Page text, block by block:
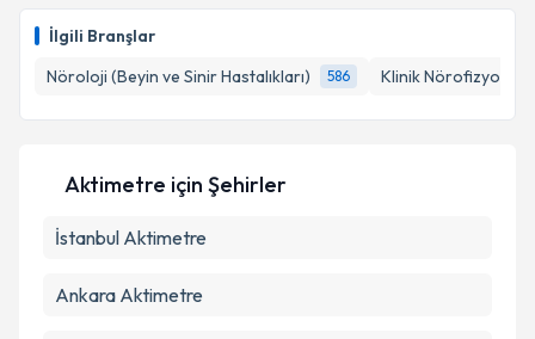
İlgili Branşlar
Nöroloji (Beyin ve Sinir Hastalıkları)
586 Klinik Nörofizyoloji
E-posta Adresiniz
Metni'ni okudum ve kişisel verilerimin belirtilen
kapsamda işlenmesini kabul ediyorum.
Aktimetre için Şehirler
İstanbul Aktimetre
Ankara Aktimetre